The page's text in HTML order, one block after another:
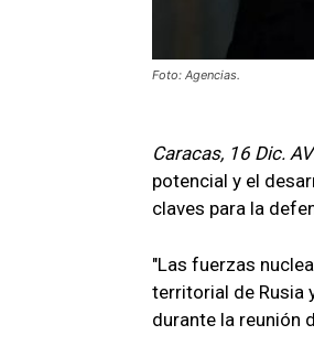
Foto: Agencias.
Caracas, 16 Dic.
potencial y el
claves para la
"Las fuerzas
territorial de Rusia
durante la reunión